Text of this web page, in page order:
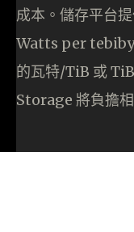
成本。儲存平台
Watts per
的瓦特/TiB 或
Storage 將負擔相